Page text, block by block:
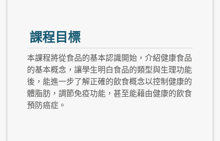
課程目標
本課程將從食品的基本認識開始，介紹健康食品
的基本概念，讓學生明白食品的類型與生理功能
後，能進一步了解正確的飲食概念以控制健康的
體脂肪，調節免疫功能，甚至能藉由健康的飲食
預防癌症。